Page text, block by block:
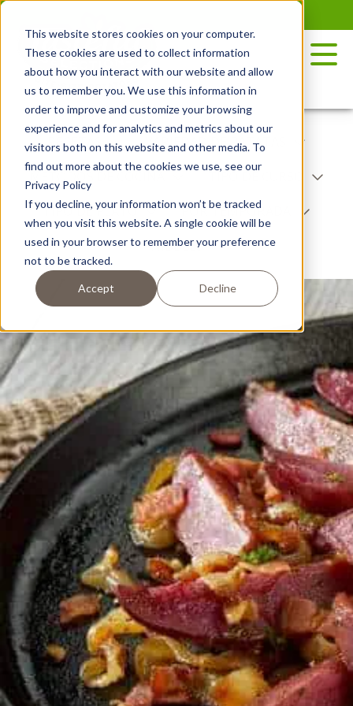
This website stores cookies on your computer.
These cookies are used to collect information
about how you interact with our website and allow
us to remember you. We use this information in
order to improve and customize your browsing
experience and for analytics and metrics about our
visitors both on this website and other media. To
find out more about the cookies we use, see our
Privacy Policy
If you decline, your information won’t be tracked
when you visit this website. A single cookie will be
used in your browser to remember your preference
not to be tracked.
Accept Decline
Saltar
contenido
RECETAS
VARIEDAD DE PATATAS
TIPO DE CURSO
TIPO DE PLATO
POR TEMPORADA
NIBBLES